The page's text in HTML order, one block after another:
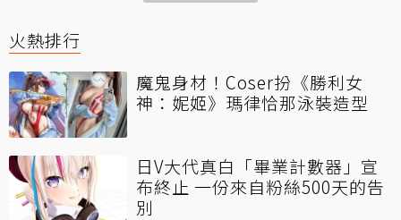
火熱排行
魔鬼身材！Coser扮《勝利女
神：妮姬》瑪律恰那泳裝造型
日V大代真白「畢業計數器」宣
布終止 一份來自粉絲500天的告
別